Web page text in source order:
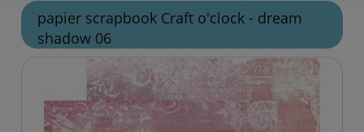
papier scrapbook Craft o'clock - dream
shadow 06